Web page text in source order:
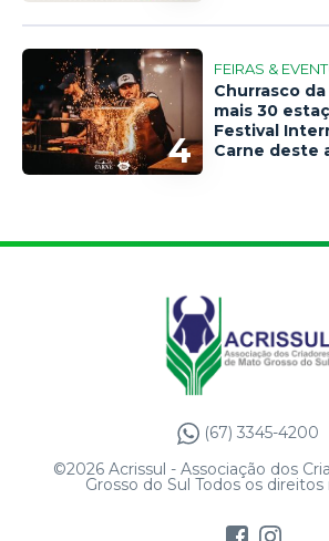
4
FEIRAS &
Churrasco
mais 30
Festival
Carne deste
(67) 3345-4200
©2026 Acrissul - Associação dos
Grosso do Sul Todos os